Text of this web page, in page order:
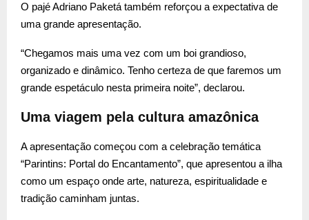
O pajé Adriano Paketá também reforçou a expectativa de
uma grande apresentação.
“Chegamos mais uma vez com um boi grandioso,
organizado e dinâmico. Tenho certeza de que faremos um
grande espetáculo nesta primeira noite”, declarou.
Uma viagem pela cultura amazônica
A apresentação começou com a celebração temática
“Parintins: Portal do Encantamento”, que apresentou a ilha
como um espaço onde arte, natureza, espiritualidade e
tradição caminham juntas.